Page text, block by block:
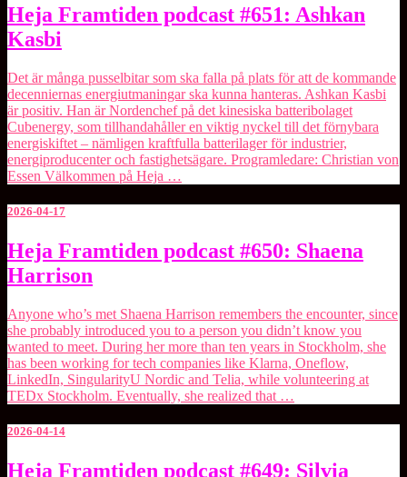
Heja
Framtiden
podcast
Ashkan
Kasbi
Heja Framtiden podcast #651: Ashkan
Kasbi
Det är många pusselbitar som ska falla på plats för att de kommande
decenniernas energiutmaningar ska kunna hanteras. Ashkan Kasbi
är positiv. Han är Nordenchef på det kinesiska batteribolaget
⁠Cubenergy⁠, som tillhandahåller en viktig nyckel till det förnybara
energiskiftet – nämligen kraftfulla batterilager för industrier,
energiproducenter och fastighetsägare. Programledare: ⁠Christian von
Essen ⁠Välkommen på Heja …
2026-04-17
Heja
Framtiden
podcast
Shaena
Harrison
Heja Framtiden podcast #650: Shaena
Harrison
Anyone who’s met ⁠Shaena Harrison⁠ remembers the encounter, since
she probably introduced you to a person you didn’t know you
wanted to meet. During her more than ten years in Stockholm, she
has been working for tech companies like Klarna, Oneflow,
LinkedIn, SingularityU Nordic and Telia, while volunteering at
TEDx Stockholm. Eventually, she realized that …
2026-04-14
Heja
Heja Framtiden podcast #649: Silvia